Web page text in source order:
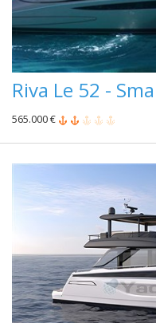
Riva Le 52 -
565.000 €